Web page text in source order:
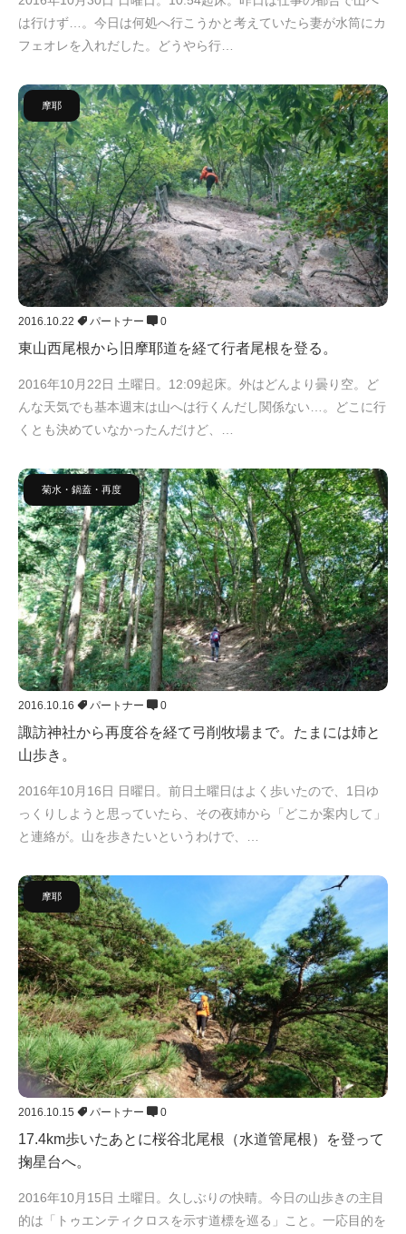
は行けず…。今日は何処へ行こうかと考えていたら妻が水筒にカ
フェオレを入れだした。どうやら行…
摩耶
2016.10.22 パートナー 0
東山西尾根から旧摩耶道を経て行者尾根を登る。
2016年10月22日 土曜日。12:09起床。外はどんより曇り空。ど
んな天気でも基本週末は山へは行くんだし関係ない…。どこに行
くとも決めていなかったんだけど、…
菊水・鍋蓋・再度
2016.10.16 パートナー 0
諏訪神社から再度谷を経て弓削牧場まで。たまには姉と
山歩き。
2016年10月16日 日曜日。前日土曜日はよく歩いたので、1日ゆ
っくりしようと思っていたら、その夜姉から「どこか案内して」
と連絡が。山を歩きたいというわけで、…
摩耶
2016.10.15 パートナー 0
17.4km歩いたあとに桜谷北尾根（水道管尾根）を登って
掬星台へ。
2016年10月15日 土曜日。久しぶりの快晴。今日の山歩きの主目
的は「トゥエンティクロスを示す道標を巡る」こと。一応目的を